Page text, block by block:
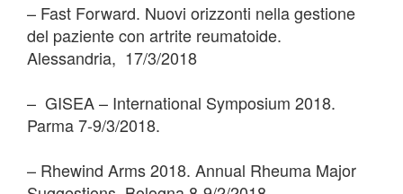
– Fast Forward. Nuovi orizzonti nella gestione
del paziente con artrite reumatoide.
Alessandria, 17/3/2018
– GISEA – International Symposium 2018.
Parma 7-9/3/2018.
– Rhewind Arms 2018. Annual Rheuma Major